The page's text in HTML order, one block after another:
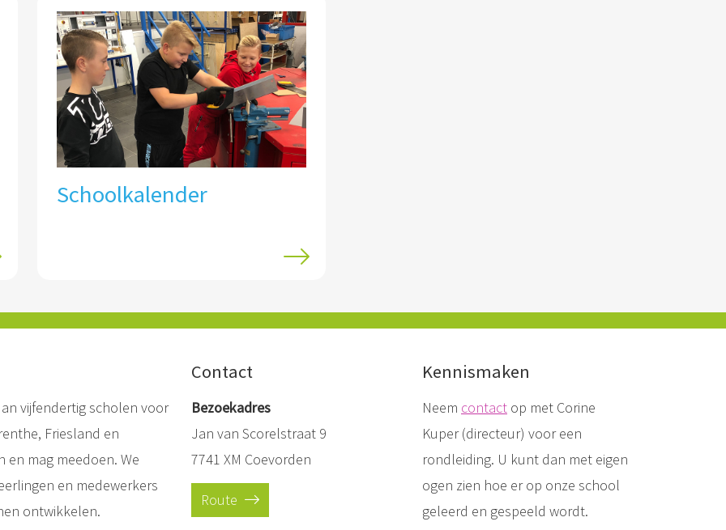
Schoolkalender
vijfendertig scholen voor
Friesland en
mag meedoen. We
en medewerkers
ontwikkelen.
Contact
Bezoekadres
Jan van Scorelstraat 9
7741 XM Coevorden
Route
Kennismaken
Neem contact op met Corine
Kuper (directeur) voor een
rondleiding. U kunt dan met eigen
ogen zien hoe er op onze school
geleerd en gespeeld wordt.